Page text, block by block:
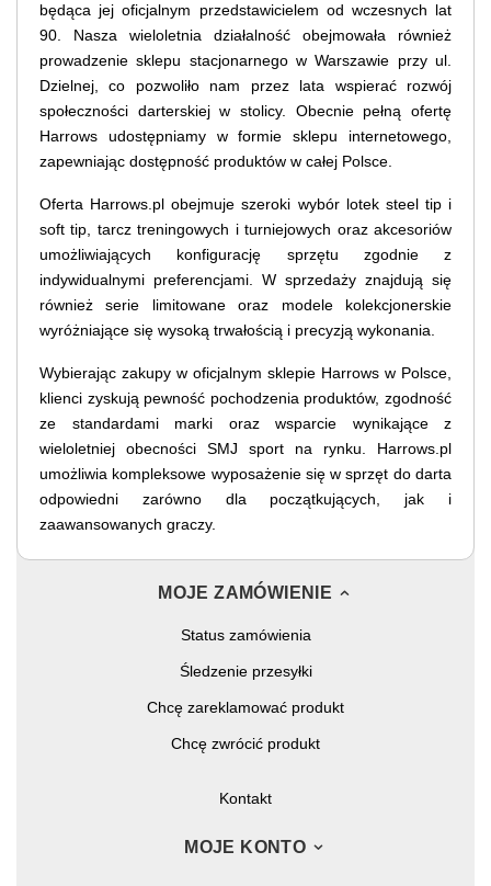
będąca jej oficjalnym przedstawicielem od wczesnych lat
90. Nasza wieloletnia działalność obejmowała również
prowadzenie sklepu stacjonarnego w Warszawie przy ul.
Dzielnej, co pozwoliło nam przez lata wspierać rozwój
społeczności darterskiej w stolicy. Obecnie pełną ofertę
Harrows udostępniamy w formie sklepu internetowego,
zapewniając dostępność produktów w całej Polsce.
Oferta Harrows.pl obejmuje szeroki wybór lotek steel tip i
soft tip, tarcz treningowych i turniejowych oraz akcesoriów
umożliwiających konfigurację sprzętu zgodnie z
indywidualnymi preferencjami. W sprzedaży znajdują się
również serie limitowane oraz modele kolekcjonerskie
wyróżniające się wysoką trwałością i precyzją wykonania.
Wybierając zakupy w oficjalnym sklepie Harrows w Polsce,
klienci zyskują pewność pochodzenia produktów, zgodność
ze standardami marki oraz wsparcie wynikające z
wieloletniej obecności SMJ sport na rynku. Harrows.pl
umożliwia kompleksowe wyposażenie się w sprzęt do darta
odpowiedni zarówno dla początkujących, jak i
zaawansowanych graczy.
MOJE ZAMÓWIENIE
Status zamówienia
Śledzenie przesyłki
Chcę zareklamować produkt
Chcę zwrócić produkt
Kontakt
MOJE KONTO